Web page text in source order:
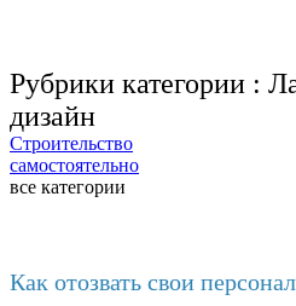
Рубрики категории :
дизайн
Строительство
самостоятельно
все категории
Как отозвать свои